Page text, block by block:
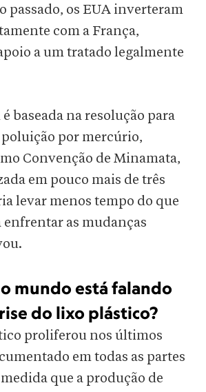
passado, os EUA inverteram
com a França,
a um tratado legalmente
baseada na resolução para
poluição por mercúrio,
Convenção de Minamata,
em pouco mais de três
levar menos tempo do que
enfrentar as mudanças
mundo está falando
do lixo plástico?
proliferou nos últimos
em todas as partes
que a produção de